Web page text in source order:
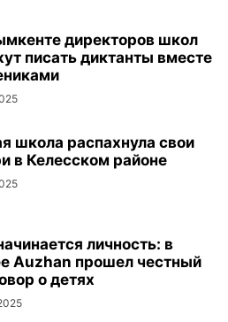
директоров школ
писать диктанты вместе
школа распахнула свои
в Келесском районе
личность: в
Auzhan прошел честный
о детях